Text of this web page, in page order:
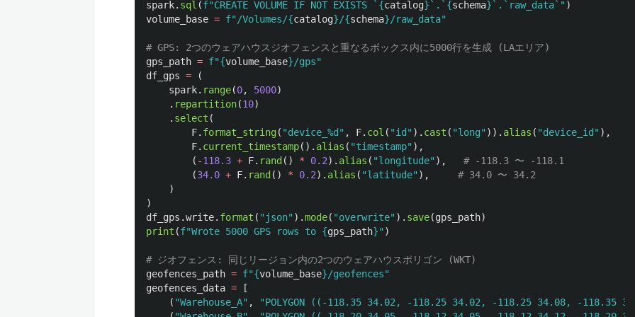
spark. sql (f"CREATE VOLUME IF NOT EXISTS ` {catalog} `.` {schema} `.`raw_data` " )
volume_base = f"/Volumes/{catalog}/{schema}/raw_data"
gps_path = f"{volume_base}/gps"
df_gps =
(
spark. range(0, 5000)
. repartition(10)
. select (
F. format_string( "device_%d " , F. col ( "id " ). cast ( "long" )). alias ( "device_id " ),
F. current_timestamp(). alias ( "timestamp" ),
( -118.3 + F. rand () * 0.2). alias ( "longitude" ),
(34.0 + F. rand () * 0.2). alias ( "latitude" ),
)
)
df_gps .write. format ( " json" ).mode( "overwrite" ). save(gps_path)
print (f"Wrote 5000 GPS rows to {gps_path}" )
geofences_path = f"{volume_base}/geofences"
geofences_data =
[
( "Warehouse_A" , "POLYGON ((-118.35 34.02, -118.25 34.02, -118.25 34.08, -118.35